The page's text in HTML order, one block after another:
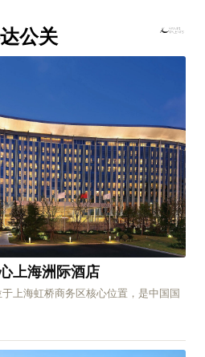
公关
上海洲际酒店
上海虹桥商务区核心位置，是中国国